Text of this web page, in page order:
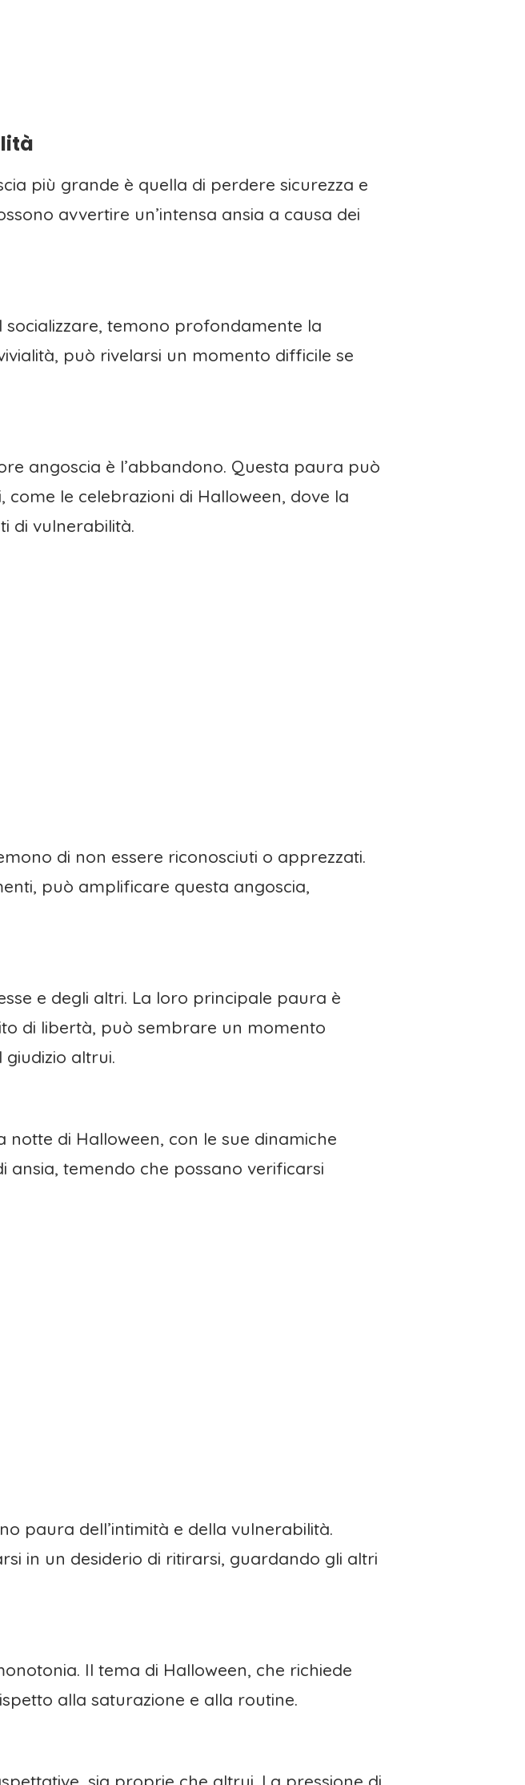
più grande è quella di perdere sicurezza e
avvertire un’intensa ansia a causa dei
socializzare, temono profondamente la
può rivelarsi un momento difficile se
angoscia è l’abbandono. Questa paura può
le celebrazioni di Halloween, dove la
di vulnerabilità.
di non essere riconosciuti o apprezzati.
può amplificare questa angoscia,
e degli altri. La loro principale paura è
di libertà, può sembrare un momento
altrui.
notte di Halloween, con le sue dinamiche
temendo che possano verificarsi
paura dell’intimità e della vulnerabilità.
in un desiderio di ritirarsi, guardando gli altri
Il tema di Halloween, che richiede
alla saturazione e alla routine.